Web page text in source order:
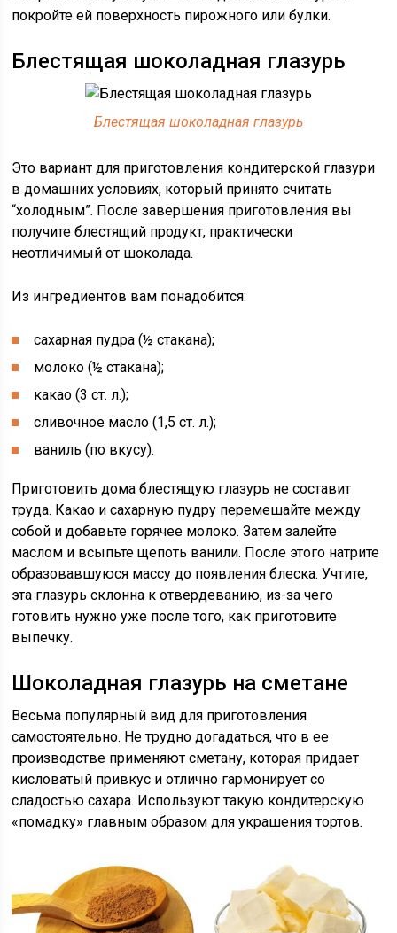
покройте ей поверхность пирожного или булки.
Блестящая шоколадная глазурь
Блестящая шоколадная глазурь
Это вариант для приготовления кондитерской глазури
в домашних условиях, который принято считать
“холодным”. После завершения приготовления вы
получите блестящий продукт, практически
неотличимый от шоколада.
Из ингредиентов вам понадобится:
сахарная пудра (½ стакана);
молоко (½ стакана);
какао (3 ст. л.);
сливочное масло (1,5 ст. л.);
ваниль (по вкусу).
Приготовить дома блестящую глазурь не составит
труда. Какао и сахарную пудру перемешайте между
собой и добавьте горячее молоко. Затем залейте
маслом и всыпьте щепоть ванили. После этого натрите
образовавшуюся массу до появления блеска. Учтите,
эта глазурь склонна к отвердеванию, из-за чего
готовить нужно уже после того, как приготовите
выпечку.
Шоколадная глазурь на сметане
Весьма популярный вид для приготовления
самостоятельно. Не трудно догадаться, что в ее
производстве применяют сметану, которая придает
кисловатый привкус и отлично гармонирует со
сладостью сахара. Используют такую кондитерскую
«помадку» главным образом для украшения тортов.